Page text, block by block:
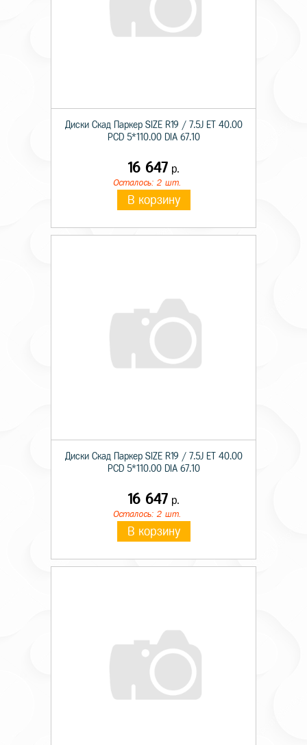
Диски Скад Паркер SIZE R19 / 7.5J ET 40.00
PCD 5*110.00 DIA 67.10
16 647 р.
Осталось: 2 шт.
В корзину
Диски Скад Паркер SIZE R19 / 7.5J ET 40.00
PCD 5*110.00 DIA 67.10
16 647 р.
Осталось: 2 шт.
В корзину